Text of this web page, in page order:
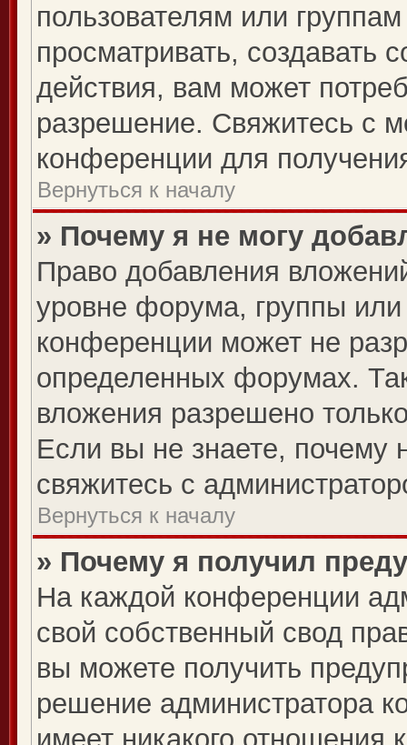
пользователям или
просматривать, создавать
действия, вам может
разрешение. Свяжитесь с
конференции для
Вернуться к началу
» Почему я не могу
Право добавления
уровне форума, группы
конференции может не
определенных форумах.
вложения разрешено
Если вы не знаете, почему
свяжитесь с
Вернуться к началу
» Почему я получил
На каждой конференции
свой собственный свод
вы можете получить
решение администратора